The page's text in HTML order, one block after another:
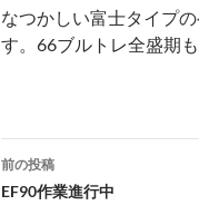
なつかしい富士タイプ
す。66ブルトレ全盛期
投
稿
前の投稿
EF90作業進行中